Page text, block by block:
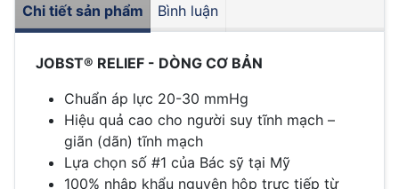
Chi tiết sản phẩm Bình luận
JOBST® RELIEF - DÒNG CƠ BẢN
Chuẩn áp lực 20-30 mmHg
Hiệu quả cao cho người suy tĩnh mạch –
giãn (dãn) tĩnh mạch
Lựa chọn số #1 của Bác sỹ tại Mỹ
100% nhập khẩu nguyên hộp trực tiếp từ